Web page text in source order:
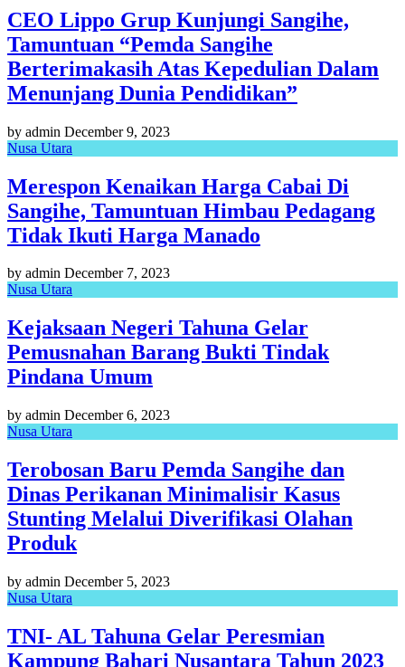
CEO Lippo Grup Kunjungi Sangihe,
Tamuntuan “Pemda Sangihe
Berterimakasih Atas Kepedulian Dalam
Menunjang Dunia Pendidikan”
by admin December 9, 2023
Nusa Utara
Merespon Kenaikan Harga Cabai Di
Sangihe, Tamuntuan Himbau Pedagang
Tidak Ikuti Harga Manado
by admin December 7, 2023
Nusa Utara
Kejaksaan Negeri Tahuna Gelar
Pemusnahan Barang Bukti Tindak
Pindana Umum
by admin December 6, 2023
Nusa Utara
Terobosan Baru Pemda Sangihe dan
Dinas Perikanan Minimalisir Kasus
Stunting Melalui Diverifikasi Olahan
Produk
by admin December 5, 2023
Nusa Utara
TNI- AL Tahuna Gelar Peresmian
Kampung Bahari Nusantara Tahun 2023